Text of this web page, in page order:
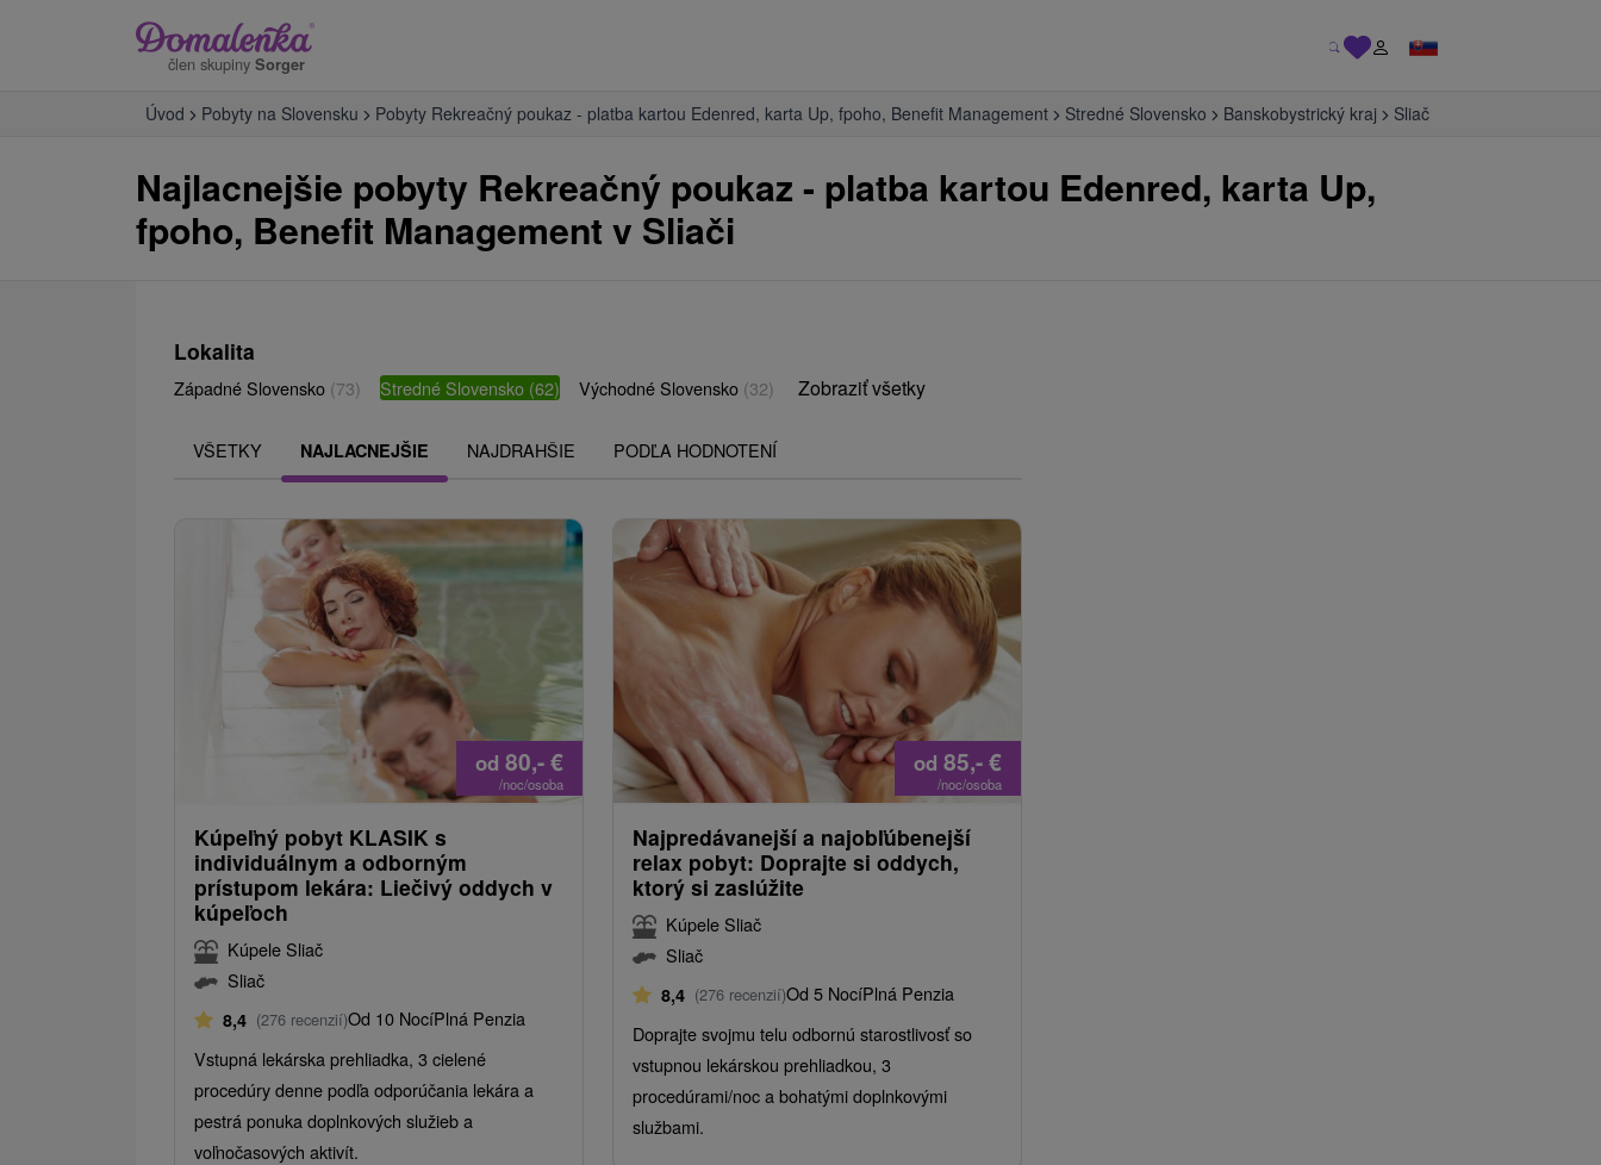
člen skupiny Sorger
Úvod Pobyty na Slovensku Pobyty Rekreačný poukaz - platba kartou Edenred, karta Up, fpoho, Benefit Management Stredné Slovensko Banskobystrický kraj Sliač
Najlacnejšie pobyty Rekreačný poukaz - platba kartou Edenred, karta Up,
fpoho, Benefit Management v Sliači
Lokalita
Západné Slovensko (73) Stredné Slovensko (62) Východné Slovensko (32) Zobraziť všetky
VŠETKY NAJLACNEJŠIE NAJDRAHŠIE PODĽA HODNOTENÍ
od 80,-€
/noc/osoba
Kúpeľný pobyt KLASIK s
individuálnym a odborným
prístupom lekára: Liečivý oddych v
kúpeľoch
Kúpele Sliač
Sliač
8,4 (276 recenzií)Od 10 NocíPlná Penzia
Vstupná lekárska prehliadka, 3 cielené
procedúry denne podľa odporúčania lekára a
pestrá ponuka doplnkových služieb a
voľnočasových aktivít.
od 85,-€
/noc/osoba
Najpredávanejší a najobľúbenejší
relax pobyt: Doprajte si oddych,
ktorý si zaslúžite
Kúpele Sliač
Sliač
8,4 (276 recenzií)Od 5 NocíPlná Penzia
Doprajte svojmu telu odbornú starostlivosť so
vstupnou lekárskou prehliadkou, 3
procedúrami/noc a bohatými doplnkovými
službami.